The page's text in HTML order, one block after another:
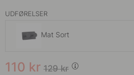
UDFØRELSER
Mat Sort
Børstet Rustfrit Stål
129kr
110 kr